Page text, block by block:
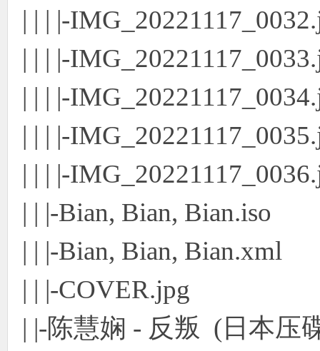
| | | |-
| | | |-
| | | |-
| | | |-
| | | |-
| | |-Bian, Bian, Bian.iso
| | |-Bian, Bian, Bian.xml
| | |-COVER.jpg
| |-陈慧娴 - 反叛 (日本压